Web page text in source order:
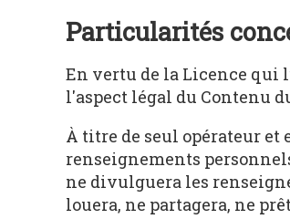
Particularités
En vertu de la Licence qui
l'aspect légal du Contenu
À titre de seul opérateur
renseignements
ne divulguera les
louera, ne partagera, ne